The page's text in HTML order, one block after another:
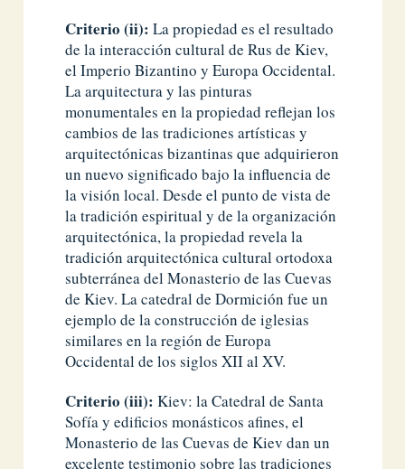
Criterio (ii):La propiedad es el resultado
de la interacción cultural de Rus de Kiev,
el Imperio Bizantino y Europa Occidental.
La arquitectura y las pinturas
monumentales en la propiedad reflejan los
cambios de las tradiciones artísticas y
arquitectónicas bizantinas que adquirieron
un nuevo significado bajo la influencia de
la visión local. Desde el punto de vista de
la tradición espiritual y de la organización
arquitectónica, la propiedad revela la
tradición arquitectónica cultural ortodoxa
subterránea del Monasterio de las Cuevas
de Kiev. La catedral de Dormición fue un
ejemplo de la construcción de iglesias
similares en la región de Europa
Occidental de los siglos XII al XV.
Criterio (iii):Kiev: la Catedral de Santa
Sofía y edificios monásticos afines, el
Monasterio de las Cuevas de Kiev dan un
excelente testimonio sobre las tradiciones